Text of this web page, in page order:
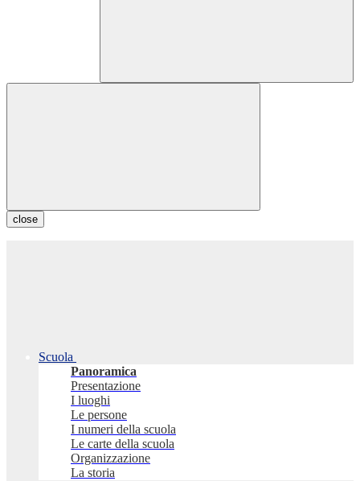
close
Scuola
Panoramica
Presentazione
I luoghi
Le persone
I numeri della scuola
Le carte della scuola
Organizzazione
La storia